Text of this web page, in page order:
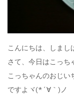
こんにちは、しまし
さて、今日はこっち
こっちゃんのおじい
ですよヾ(*´∀｀)ノ